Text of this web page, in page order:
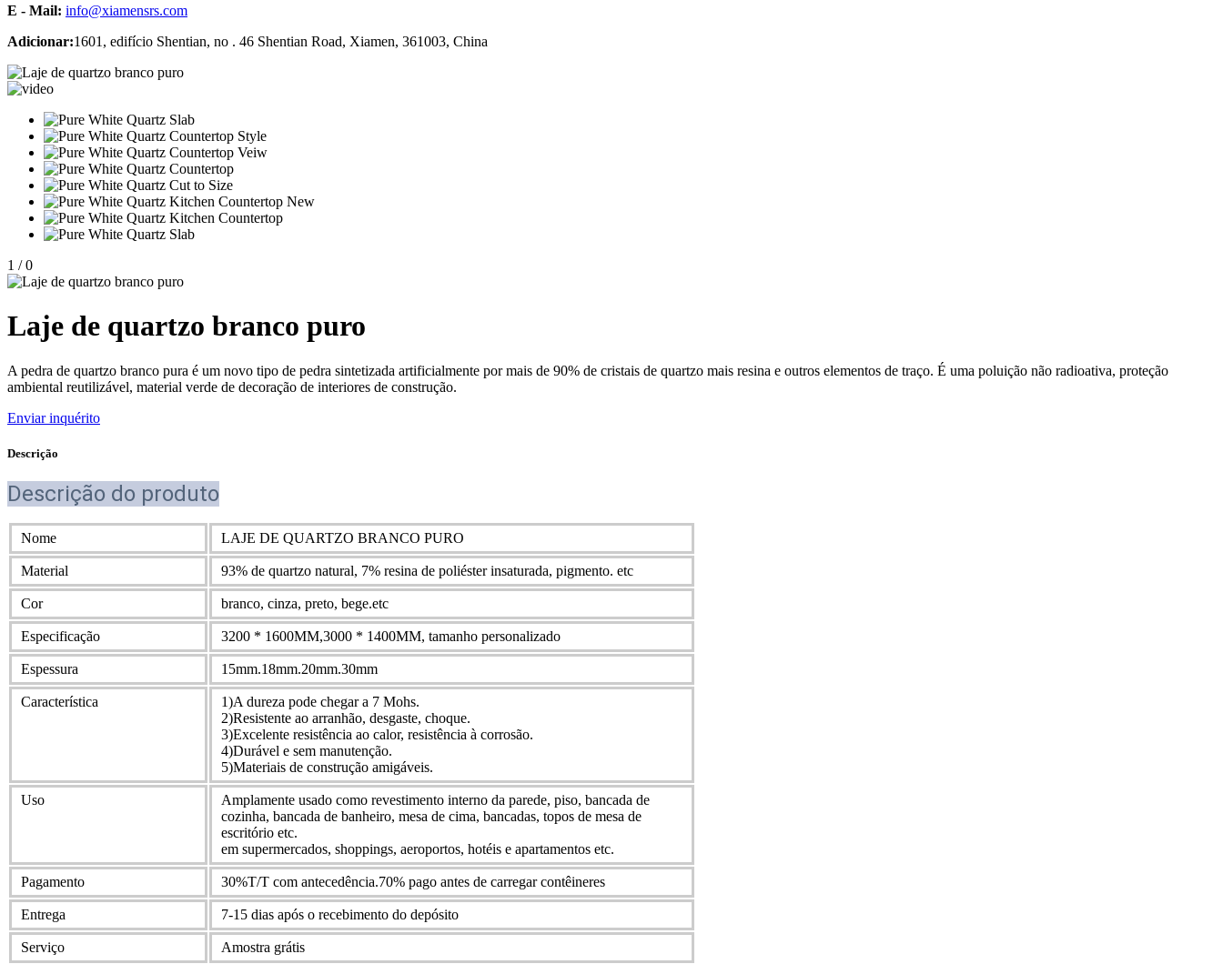
E - Mail: info@xiamensrs.com
Adicionar:1601, edifício Shentian, no . 46 Shentian Road, Xiamen, 361003, China
1 / 0
Laje de quartzo branco puro
A pedra de quartzo branco pura é um novo tipo de pedra sintetizada artificialmente por mais de 90% de cristais de quartzo mais resina e outros elementos de traço. É uma poluição não radioativa, proteção
ambiental reutilizável, material verde de decoração de interiores de construção.
Enviar inquérito
Descrição
Descrição do produto
Nome LAJE DE QUARTZO BRANCO PURO
Material 93% de quartzo natural, 7% resina de poliéster insaturada, pigmento. etc
Cor branco, cinza, preto, bege.etc
Especificação 3200 * 1600MM,3000 * 1400MM, tamanho personalizado
Espessura 15mm.18mm.20mm.30mm
Característica
1)A dureza pode chegar a 7 Mohs.
2)Resistente ao arranhão, desgaste, choque.
3)Excelente resistência ao calor, resistência à corrosão.
4)Durável e sem manutenção.
5)Materiais de construção amigáveis.
Uso
Amplamente usado como revestimento interno da parede, piso, bancada de
cozinha, bancada de banheiro, mesa de cima, bancadas, topos de mesa de
escritório etc.
em supermercados, shoppings, aeroportos, hotéis e apartamentos etc.
Pagamento 30%T/T com antecedência.70% pago antes de carregar contêineres
Entrega 7-15 dias após o recebimento do depósito
Serviço Amostra grátis